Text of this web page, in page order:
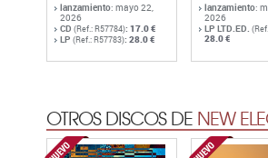
lanzamiento: mayo 22,
2026
CD (Ref.: R57784): 17.0 €
LP (Ref.: R57783): 28.0 €
lanzamiento:
2026
LP LTD.ED.
28.0 €
OTROS DISCOS DE NEW